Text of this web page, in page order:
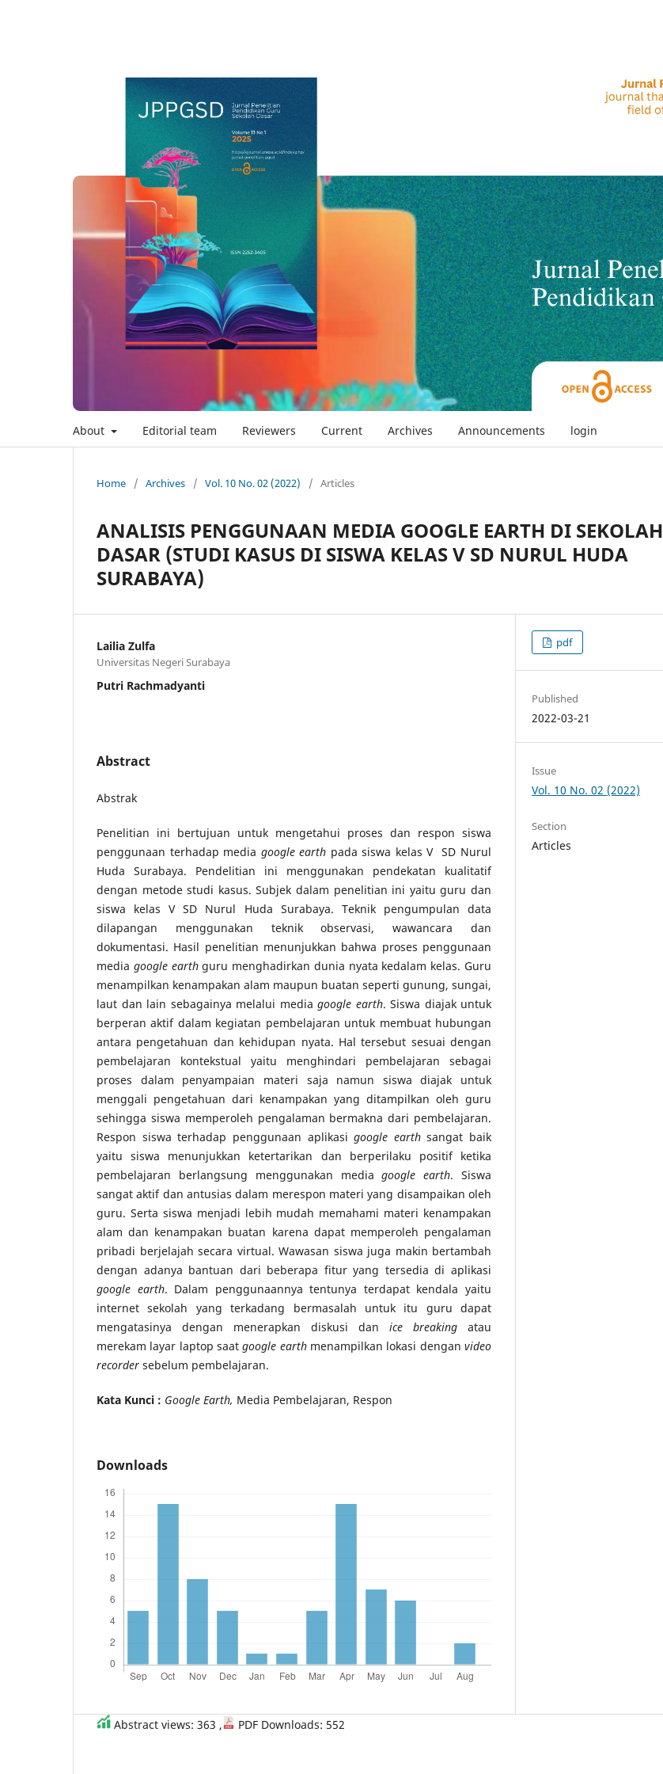
About Editorial team Reviewers Current Archives Announcements login
Home / Archives / Vol. 10 No. 02 (2022) / Articles
ANALISIS PENGGUNAAN MEDIA GOOGLE EARTH DI SEKOLAH
DASAR (STUDI KASUS DI SISWA KELAS V SD NURUL HUDA
SURABAYA)
Lailia Zulfa
Universitas Negeri Surabaya
Putri Rachmadyanti
Abstract
Abstrak
Penelitian ini bertujuan untuk mengetahui proses dan respon siswa
penggunaan terhadap media google earth pada siswa kelas V SD Nurul
Huda Surabaya. Pendelitian ini menggunakan pendekatan kualitatif
dengan metode studi kasus. Subjek dalam penelitian ini yaitu guru dan
siswa kelas V SD Nurul Huda Surabaya. Teknik pengumpulan data
dilapangan menggunakan teknik observasi, wawancara dan
dokumentasi. Hasil penelitian menunjukkan bahwa proses penggunaan
media google earthguru menghadirkan dunia nyata kedalam kelas. Guru
menampilkan kenampakan alam maupun buatan seperti gunung, sungai,
laut dan lain sebagainya melalui media google earth. Siswa diajak untuk
berperan aktif dalam kegiatan pembelajaran untuk membuat hubungan
antara pengetahuan dan kehidupan nyata. Hal tersebut sesuai dengan
pembelajaran kontekstual yaitu menghindari pembelajaran sebagai
proses dalam penyampaian materi saja namun siswa diajak untuk
menggali pengetahuan dari kenampakan yang ditampilkan oleh guru
sehingga siswa memperoleh pengalaman bermakna dari pembelajaran.
Respon siswa terhadap penggunaan aplikasigoogle earthsangat baik
yaitu siswa menunjukkan ketertarikan dan berperilaku positif ketika
pembelajaran berlangsung menggunakan mediagoogle earth. Siswa
sangat aktif dan antusias dalam merespon materi yang disampaikan oleh
guru. Serta siswa menjadi lebih mudah memahami materi kenampakan
alam dan kenampakan buatan karena dapat memperoleh pengalaman
pribadi berjelajah secara virtual. Wawasan siswa juga makin bertambah
dengan adanya bantuan dari beberapa fitur yang tersedia di aplikasi
google earth. Dalam penggunaannya tentunya terdapat kendala yaitu
internet sekolah yang terkadang bermasalah untuk itu guru dapat
mengatasinya dengan menerapkan diskusi dan ice breaking atau
merekam layar laptop saatgoogle earthmenampilkan lokasi denganvideo
recorder sebelum pembelajaran.
Kata Kunci : Google Earth, Media Pembelajaran, Respon
Downloads
pdf
Published
2022-03-21
Issue
Vol. 10 No. 02 (2022)
Section
Articles
Abstract views: 363 , PDF Downloads: 552